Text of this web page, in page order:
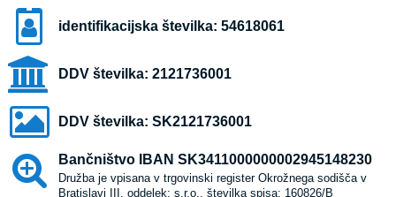
identifikacijska številka: 54618061
DDV številka: 2121736001
DDV številka: SK2121736001
Bančništvo IBAN SK3411000000002945148230
Družba je vpisana v trgovinski register Okrožnega sodišča v
Bratislavi III, oddelek: s.r.o., številka spisa: 160826/B